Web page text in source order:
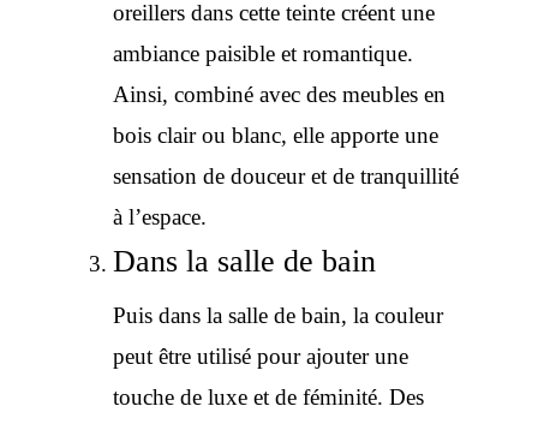
oreillers dans cette teinte créent une
ambiance paisible et romantique.
Ainsi, combiné avec des meubles en
bois clair ou blanc, elle apporte une
sensation de douceur et de tranquillité
à l’espace.
Dans la salle de bain
Puis dans la salle de bain, la couleur
peut être utilisé pour ajouter une
touche de luxe et de féminité. Des